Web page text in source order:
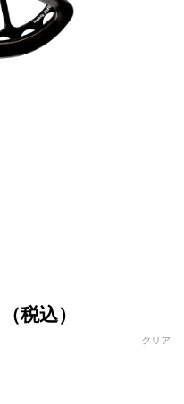
価（税込）
クリア